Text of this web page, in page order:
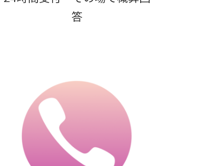
答